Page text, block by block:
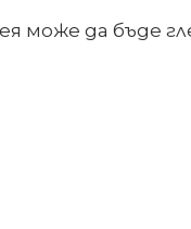
може да бъде